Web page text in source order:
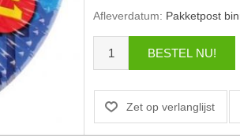
Afleverdatum: Pakketpost